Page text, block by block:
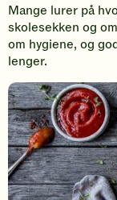
Mange lurer på
skolesekken og
om hygiene, og
lenger.